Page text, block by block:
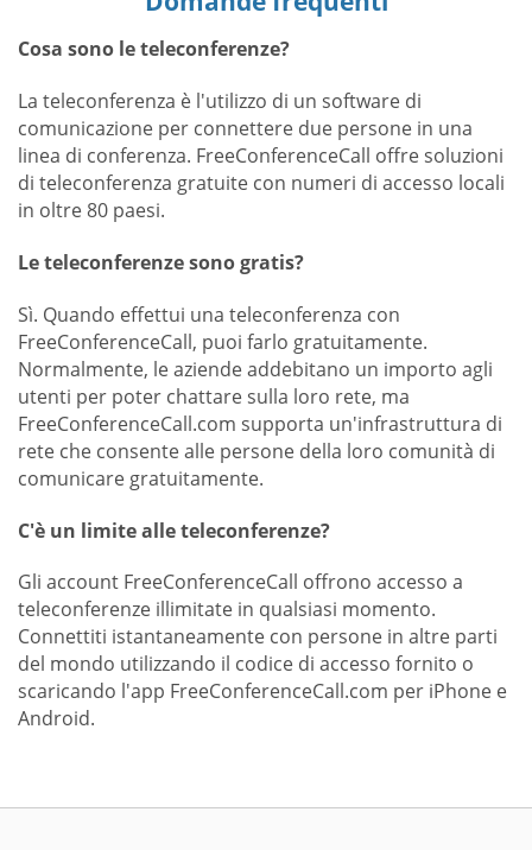
Cosa sono le teleconferenze?
La teleconferenza è l'utilizzo di un software di
comunicazione per connettere due persone in una
linea di conferenza. FreeConferenceCall offre soluzioni
di teleconferenza gratuite con numeri di accesso locali
in oltre 80 paesi.
Le teleconferenze sono gratis?
Sì. Quando effettui una teleconferenza con
FreeConferenceCall, puoi farlo gratuitamente.
Normalmente, le aziende addebitano un importo agli
utenti per poter chattare sulla loro rete, ma
FreeConferenceCall.com supporta un'infrastruttura di
rete che consente alle persone della loro comunità di
comunicare gratuitamente.
C'è un limite alle teleconferenze?
Gli account FreeConferenceCall offrono accesso a
teleconferenze illimitate in qualsiasi momento.
Connettiti istantaneamente con persone in altre parti
del mondo utilizzando il codice di accesso fornito o
scaricando l'app FreeConferenceCall.com per iPhone e
Android.